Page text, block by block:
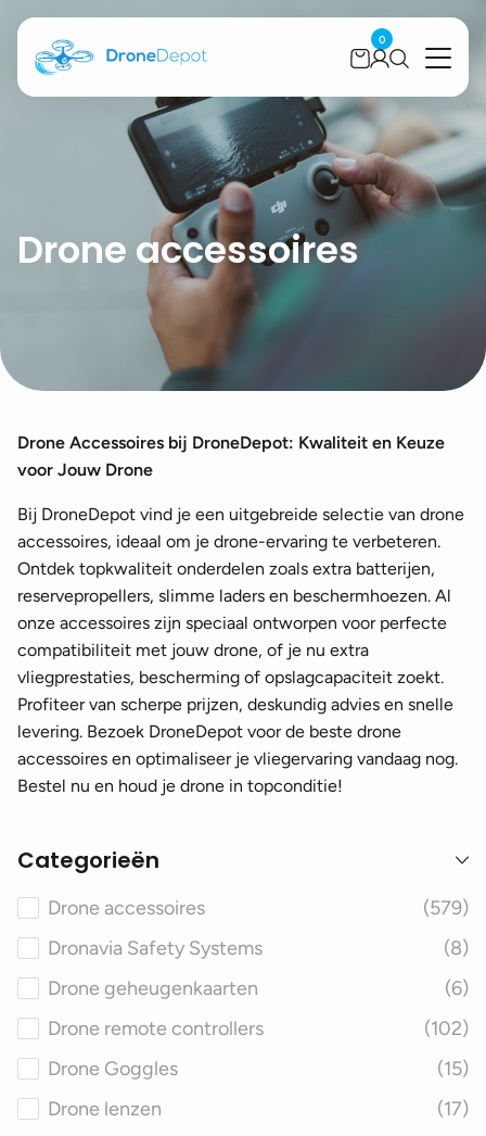
0
Drone accessoires
Drone Accessoires bij DroneDepot: Kwaliteit en Keuze
voor Jouw Drone
Bij DroneDepot vind je een uitgebreide selectie van drone
accessoires, ideaal om je drone-ervaring te verbeteren.
Ontdek topkwaliteit onderdelen zoals extra batterijen,
reservepropellers, slimme laders en beschermhoezen. Al
onze accessoires zijn speciaal ontworpen voor perfecte
compatibiliteit met jouw drone, of je nu extra
vliegprestaties, bescherming of opslagcapaciteit zoekt.
Profiteer van scherpe prijzen, deskundig advies en snelle
levering. Bezoek DroneDepot voor de beste drone
accessoires en optimaliseer je vliegervaring vandaag nog.
Bestel nu en houd je drone in topconditie!
Categorieën
Drone accessoires
(579)
Dronavia Safety Systems
(8)
Drone geheugenkaarten
(6)
Drone remote controllers
(102)
Drone Goggles
(15)
Drone lenzen
(17)